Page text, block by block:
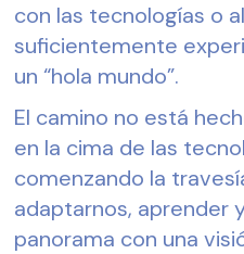
con las tecnologías o
suficientemente
un “hola mundo”.
El camino no está
en la cima de las
comenzando la
adaptarnos, aprender
panorama con una